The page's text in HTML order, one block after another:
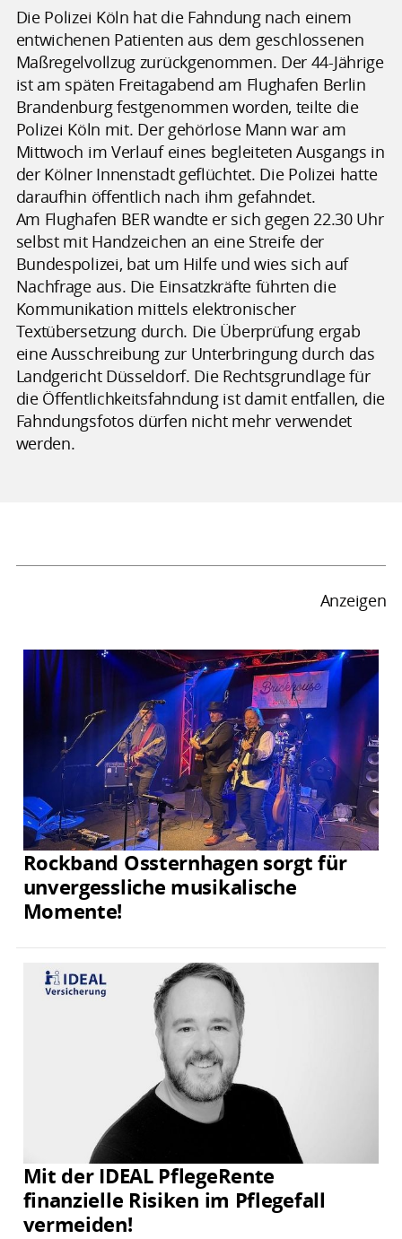
Die Polizei Köln hat die Fahndung nach einem
entwichenen Patienten aus dem geschlossenen
Maßregelvollzug zurückgenommen. Der 44-Jährige
ist am späten Freitagabend am Flughafen Berlin
Brandenburg festgenommen worden, teilte die
Polizei Köln mit. Der gehörlose Mann war am
Mittwoch im Verlauf eines begleiteten Ausgangs in
der Kölner Innenstadt geflüchtet. Die Polizei hatte
daraufhin öffentlich nach ihm gefahndet.
Am Flughafen BER wandte er sich gegen 22.30 Uhr
selbst mit Handzeichen an eine Streife der
Bundespolizei, bat um Hilfe und wies sich auf
Nachfrage aus. Die Einsatzkräfte führten die
Kommunikation mittels elektronischer
Textübersetzung durch. Die Überprüfung ergab
eine Ausschreibung zur Unterbringung durch das
Landgericht Düsseldorf. Die Rechtsgrundlage für
die Öffentlichkeitsfahndung ist damit entfallen, die
Fahndungsfotos dürfen nicht mehr verwendet
werden.
Anzeigen
Rockband Ossternhagen sorgt für
unvergessliche musikalische
Momente!
Mit der IDEAL PflegeRente
finanzielle Risiken im Pflegefall
vermeiden!